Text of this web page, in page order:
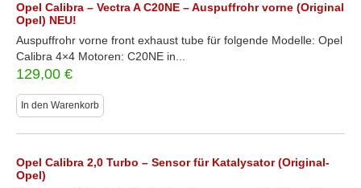
Opel Calibra – Vectra A C20NE – Auspuffrohr vorne (Original
Opel) NEU!
Auspuffrohr vorne front exhaust tube für folgende Modelle: Opel
Calibra 4×4 Motoren: C20NE in...
129,00 €
In den Warenkorb
Opel Calibra 2,0 Turbo – Sensor für Katalysator (Original-
Opel)